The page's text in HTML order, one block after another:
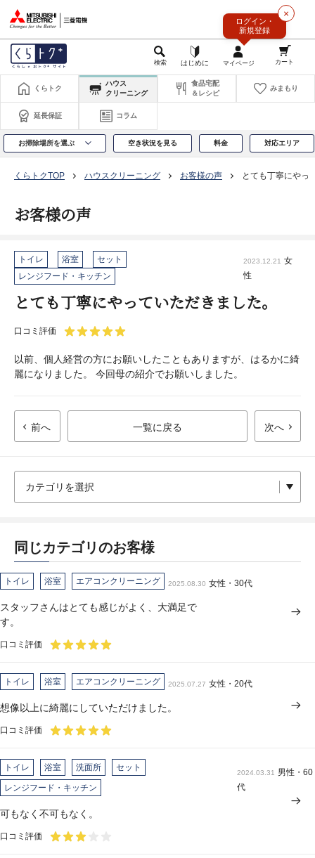
×
ログイン・
新規登録
くらトク
ハウス
クリーニング
食品宅配
＆レシピ
みまもり
延長保証 コラム
お掃除場所を選ぶ 空き状況を見る 料金 対応エリア
くらトクTOP ハウスクリーニング お客様の声 とても丁寧にやっ
お客様の声
トイレ 浴室
セット
レンジフード・キッチン
2023.12.21 女
性
とても丁寧にやっていただきました。
口コミ評価
以前、個人経営の方にお願いしたこともありますが、はるかに綺
麗になりました。 今回母の紹介でお願いしました。
前へ 一覧に戻る 次へ
同じカテゴリのお客様
トイレ 浴室 エアコンクリーニング 2025.08.30 女性・30代
スタッフさんはとても感じがよく、大満足で
す。
口コミ評価
トイレ 浴室 エアコンクリーニング 2025.07.27 女性・20代
想像以上に綺麗にしていただけました。
口コミ評価
トイレ 浴室 洗面所 セット
レンジフード・キッチン
2024.03.31
男性・60
代
可もなく不可もなく。
口コミ評価